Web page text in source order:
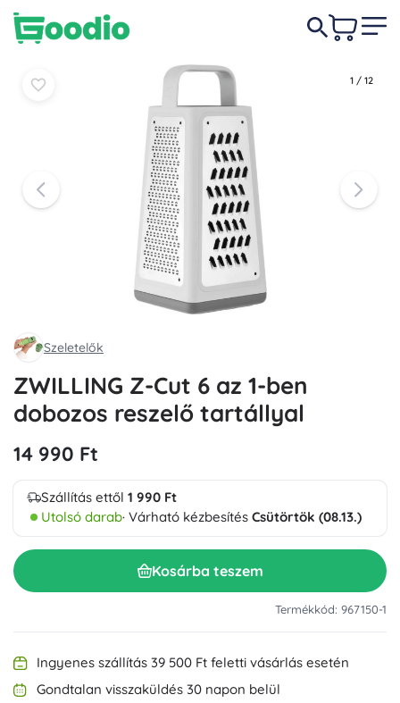
1 / 12
Szeletelők
ZWILLING Z-Cut 6 az 1-ben
dobozos reszelő tartállyal
14 990 Ft
Szállítás ettől 1 990 Ft
Utolsó darab· Várható kézbesítés Csütörtök (08.13.)
Kosárba teszem
Termékkód: 967150-1
Ingyenes szállítás 39 500 Ft feletti vásárlás esetén
Gondtalan visszaküldés 30 napon belül
14 990 Ft Kosárba